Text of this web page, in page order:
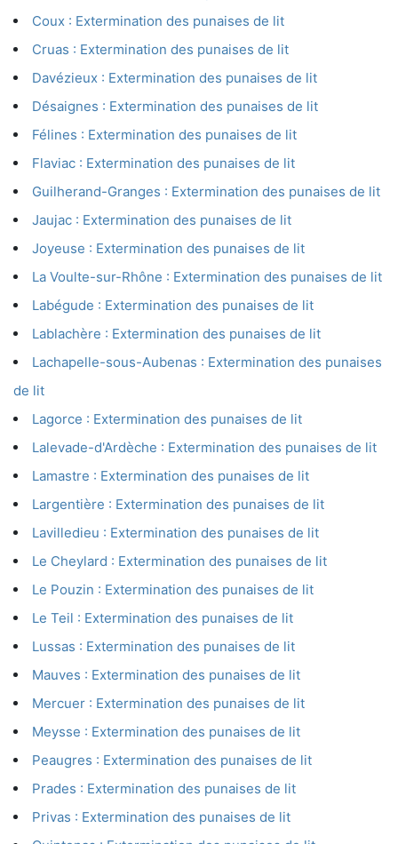
Coux : Extermination des punaises de lit
Cruas : Extermination des punaises de lit
Davézieux : Extermination des punaises de lit
Désaignes : Extermination des punaises de lit
Félines : Extermination des punaises de lit
Flaviac : Extermination des punaises de lit
Guilherand-Granges : Extermination des punaises de lit
Jaujac : Extermination des punaises de lit
Joyeuse : Extermination des punaises de lit
La Voulte-sur-Rhône : Extermination des punaises de lit
Labégude : Extermination des punaises de lit
Lablachère : Extermination des punaises de lit
Lachapelle-sous-Aubenas : Extermination des punaises
de lit
Lagorce : Extermination des punaises de lit
Lalevade-d'Ardèche : Extermination des punaises de lit
Lamastre : Extermination des punaises de lit
Largentière : Extermination des punaises de lit
Lavilledieu : Extermination des punaises de lit
Le Cheylard : Extermination des punaises de lit
Le Pouzin : Extermination des punaises de lit
Le Teil : Extermination des punaises de lit
Lussas : Extermination des punaises de lit
Mauves : Extermination des punaises de lit
Mercuer : Extermination des punaises de lit
Meysse : Extermination des punaises de lit
Peaugres : Extermination des punaises de lit
Prades : Extermination des punaises de lit
Privas : Extermination des punaises de lit